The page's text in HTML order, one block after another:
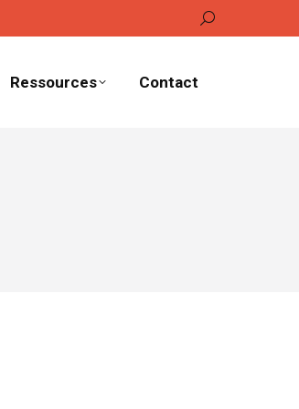
Recherche
:
Ressources Contact